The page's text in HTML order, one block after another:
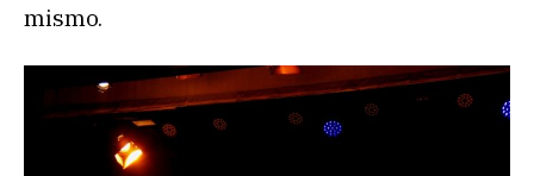
mismo.